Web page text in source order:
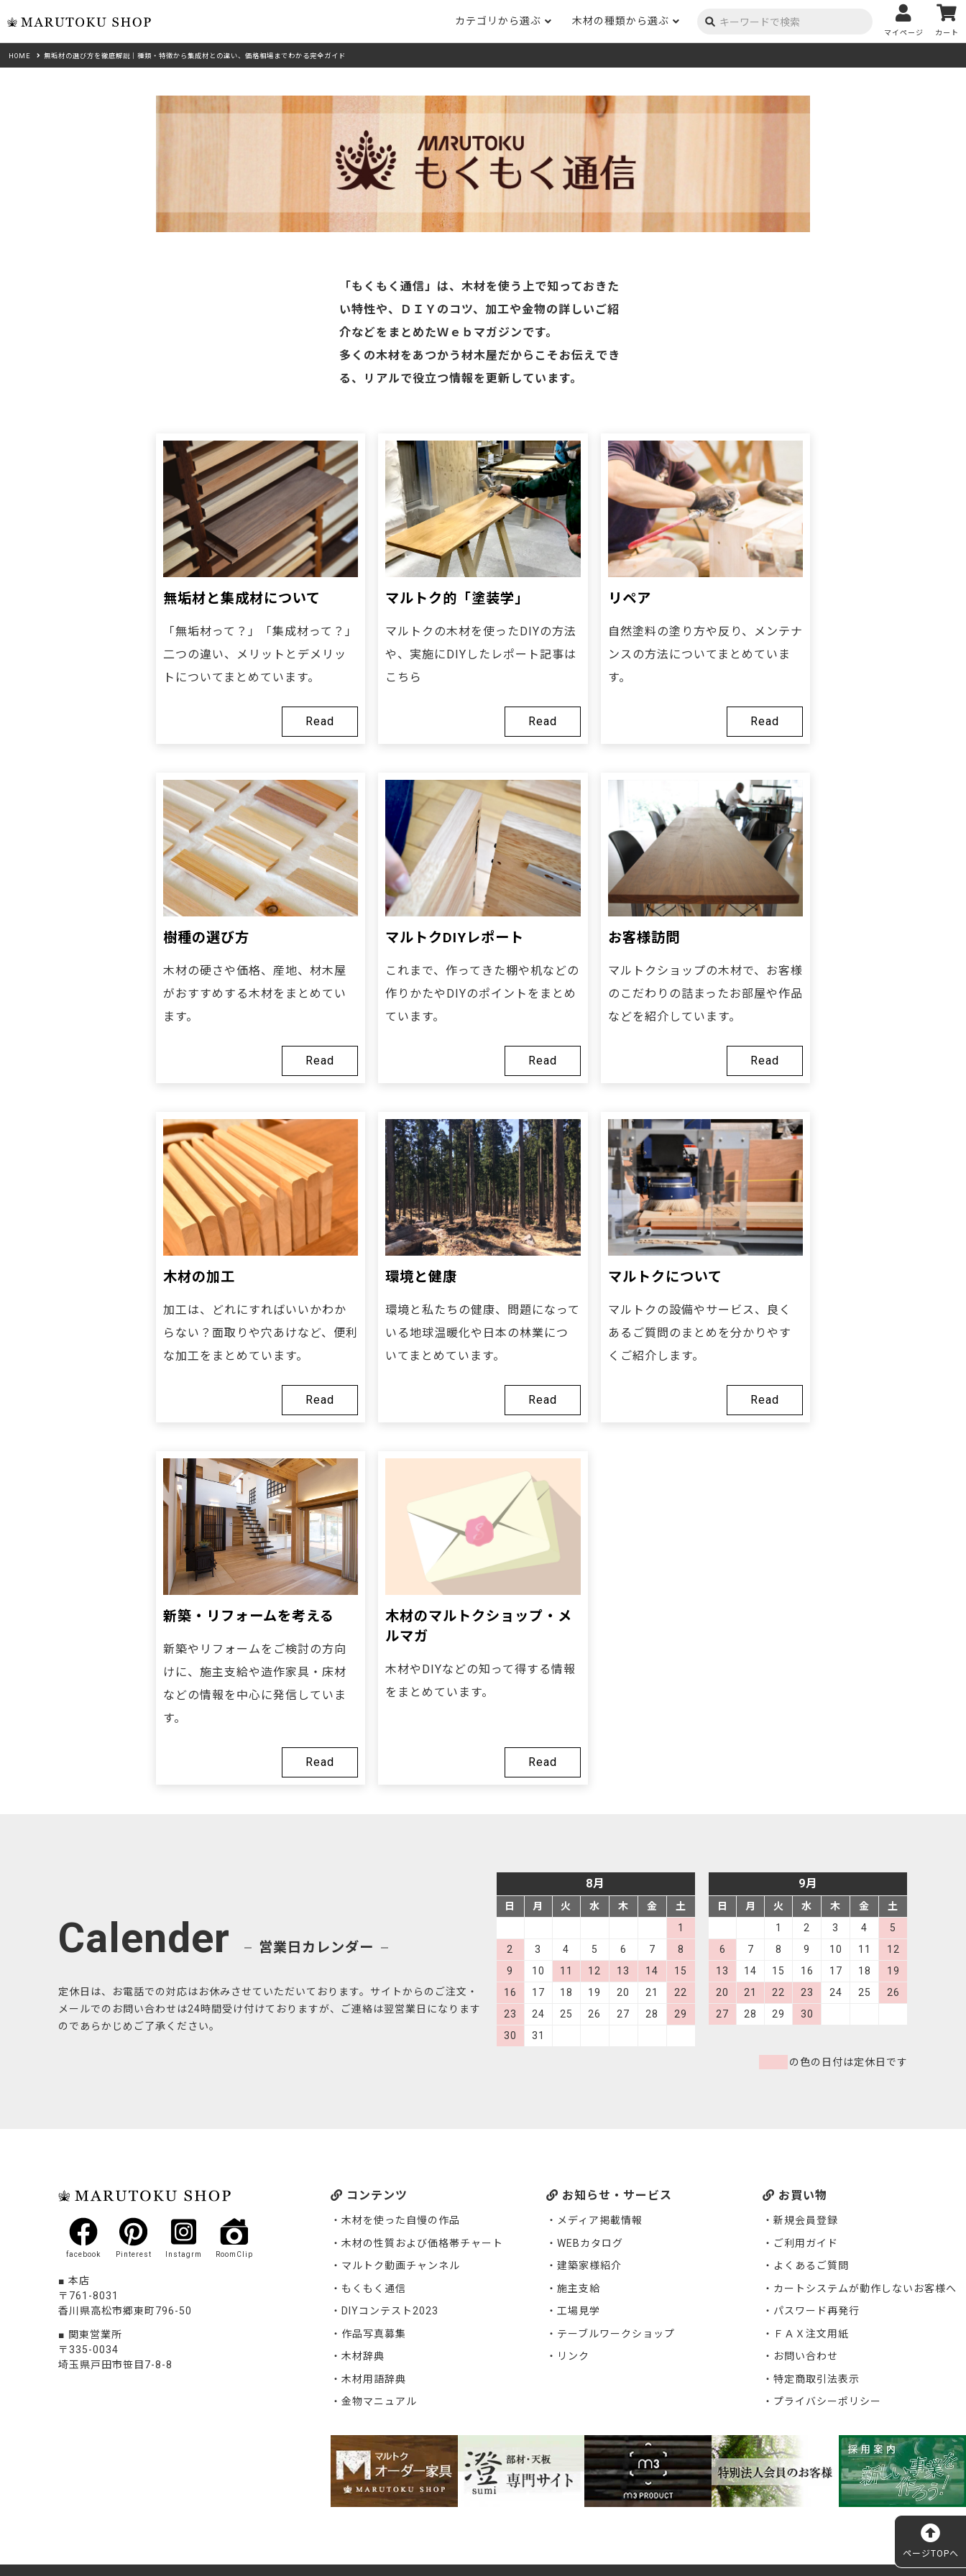
カテゴリから選ぶ
無垢材フリーカット
べニア・ランバー材／有孔ボード
集成材フリー板
木口テープ
木材サンプル
オリジナル商品
無垢一枚板
問合せ
木材の種類から選ぶ
Wood Type
ュ
メープル ブラックチェリー
カバ桜・バーチ
ラジアタパイン（集成材
のみ）
ノースパイン/赤松（集
マホガニー チーク
クルミ 栗 レッドオーク
ティ)
低圧メラミン（心材：パ
ーティクルボード)
マイページ カート
HOME 無垢材の選び方を徹底解説｜種類・特徴から集成材との違い、価格相場までわかる完全ガイド
「もくもく通信」は、木材を使う上で知っておきた
い特性や、ＤＩＹのコツ、加工や金物の詳しいご紹
介などをまとめたＷｅｂマガジンです。
多くの木材をあつかう材木屋だからこそお伝えでき
る、リアルで役立つ情報を更新しています。
無垢材と集成材について
「無垢材って？」「集成材って？」
二つの違い、メリットとデメリッ
トについてまとめています。
Read
マルトク的「塗装学」
マルトクの木材を使ったDIYの方法
や、実施にDIYしたレポート記事は
こちら
Read
リペア
自然塗料の塗り方や反り、メンテナ
ンスの方法についてまとめていま
す。
Read
樹種の選び方
木材の硬さや価格、産地、材木屋
がおすすめする木材をまとめてい
ます。
Read
マルトクDIYレポート
これまで、作ってきた棚や机などの
作りかたやDIYのポイントをまとめ
ています。
Read
お客様訪問
マルトクショップの木材で、お客様
のこだわりの詰まったお部屋や作品
などを紹介しています。
Read
木材の加工
加工は、どれにすればいいかわか
らない？面取りや穴あけなど、便利
な加工をまとめています。
Read
環境と健康
環境と私たちの健康、問題になって
いる地球温暖化や日本の林業につ
いてまとめています。
Read
マルトクについて
マルトクの設備やサービス、良く
あるご質問のまとめを分かりやす
くご紹介します。
Read
新築・リフォームを考える
新築やリフォームをご検討の方向
けに、施主支給や造作家具・床材
などの情報を中心に発信していま
す。
Read
木材のマルトクショップ・メ
ルマガ
木材やDIYなどの知って得する情報
をまとめています。
Read
Calender 営業日カレンダー
定休日は、お電話での対応はお休みさせていただいております。サイトからのご注文・
メールでのお問い合わせは24時間受け付けておりますが、ご連絡は翌営業日になります
のであらかじめご了承ください。
8月
日 月 火 水 木 金
土
1
2
3 4 5 6 7
8
9
10 11 12 13 14
15
16
17 18 19 20 21
22
23
24 25 26 27 28
29
30
31
9月
日 月 火 水 木 金
土
1
2 3 4
5
6
7 8 9 10 11
12
13
14 15 16 17 18
19
20
21 22 23 24 25
26
27
28 29 30
の色の日付は定休日です
facebook Pinterest Instagrm RoomClip
本店
〒761-8031
香川県高松市郷東町796-50
関東営業所
〒335-0034
埼玉県戸田市笹目7-8-8
コンテンツ
木材を使った自慢の作品
木材の性質および価格帯チャート
マルトク動画チャンネル
もくもく通信
DIYコンテスト2023
作品写真募集
木材辞典
木材用語辞典
金物マニュアル
お知らせ・サービス
メディア掲載情報
WEBカタログ
建築家様紹介
施主支給
工場見学
テーブルワークショップ
リンク
お買い物
新規会員登録
ご利用ガイド
よくあるご質問
カートシステムが動作しないお客様へ
パスワード再発行
ＦＡＸ注文用紙
お問い合わせ
特定商取引法表示
プライバシーポリシー
ページTOPへ